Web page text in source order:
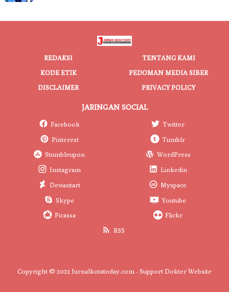
REDAKSI
TENTANG KAMI
KODE ETIK
PEDOMAN MEDIA SIBER
DISCLAIMER
PRIVACY POLICY
JARINGAN SOCIAL
Facebook
Twitter
Pinterest
Tumblr
Stumbleupon
WordPress
Instagram
Linkedin
Deviantart
Myspace
Skype
Youtube
Picassa
Flickr
RSS
Copyright © 2022 Jurnalkotatoday.com - Support Dokter Website